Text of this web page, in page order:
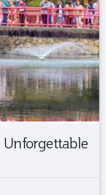
Unforgettable